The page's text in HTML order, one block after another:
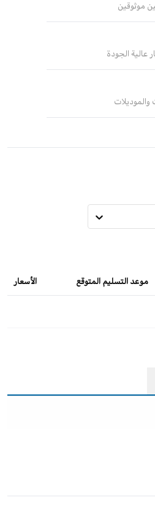
موثوقين
عالية الجودة
والموديلات
موعد التسليم المتوقع الأسعار